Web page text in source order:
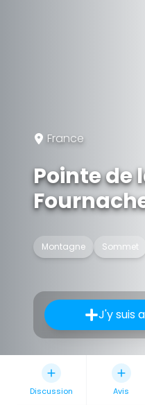
France
Pointe de
Montagne Sommet
J'y suis
Discussion Avis